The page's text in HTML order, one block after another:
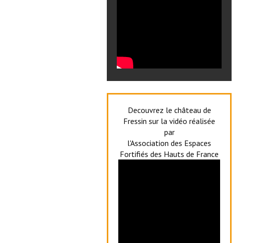
Decouvrez le château de
Fressin sur la vidéo réalisée
par
l'Association des Espaces
Fortifiés des Hauts de France